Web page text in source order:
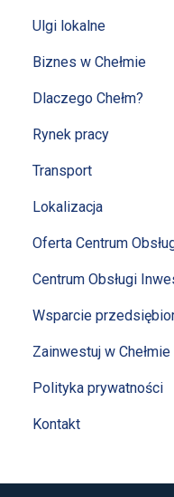
Ulgi lokalne
Biznes w Chełmie
Dlaczego Chełm?
Rynek pracy
Transport
Lokalizacja
Oferta Centrum
Centrum Obsługi
Wsparcie
Zainwestuj w Chełmie
Polityka prywatności
Kontakt